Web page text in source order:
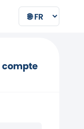
compte